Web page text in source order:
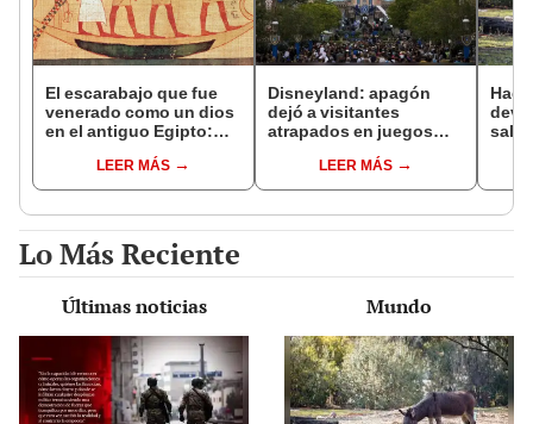
El escarabajo que fue
venerado como un dios
en el antiguo Egipto:
LEER MÁS
Disneyland: apagón
dejó a visitantes
atrapados en juegos
LEER MÁS
de
Lo Más Reciente
Últimas noticias Mundo